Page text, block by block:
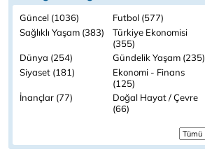
Güncel (1036)
Futbol (577)
Sağlıklı Yaşam (383)
Türkiye Ekonomisi
(355)
Dünya (254)
Gündelik Yaşam (235)
Siyaset (181)
Ekonomi - Finans
(125)
İnançlar (77) Doğal Hayat / Çevre
(66)